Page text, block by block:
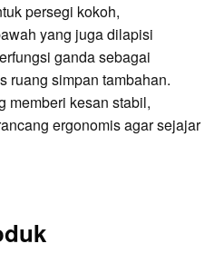
persegi kokoh,
yang juga dilapisi
ganda sebagai
ruang simpan tambahan.
memberi kesan stabil,
ergonomis agar sejajar